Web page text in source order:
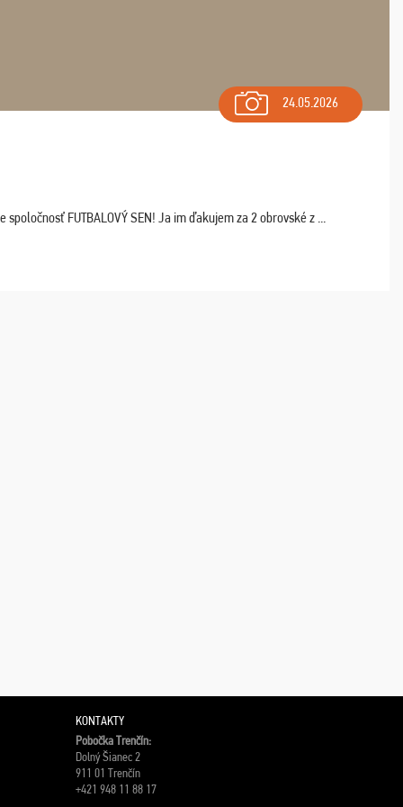
24.05.2026
FUTBALOVÝ SEN! Ja im ďakujem za 2 obrovské z ...
KONTAKTY
Pobočka Trenčín:
Dolný Šianec 2
911 01 Trenčín
+421 948 11 88 17